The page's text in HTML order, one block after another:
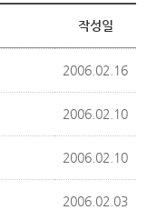
작성일
2006.02.16
2006.02.10
2006.02.10
2006.02.03